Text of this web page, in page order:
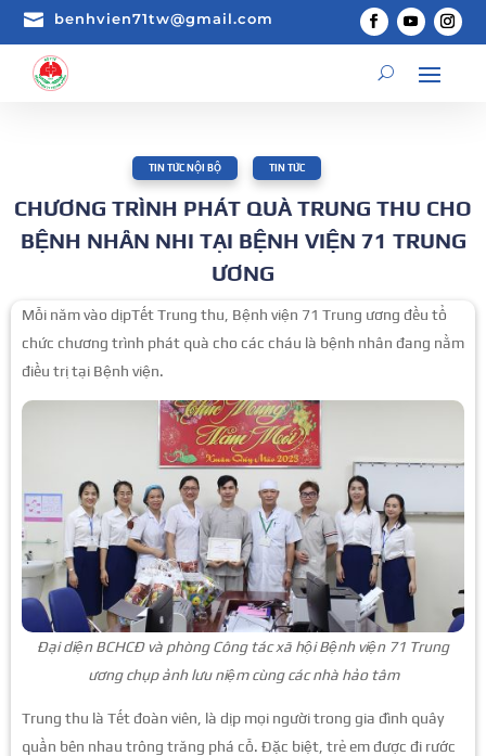
 benhvien71tw@gmail.com
TIN TỨC NỘI BỘ TIN TỨC
CHƯƠNG TRÌNH PHÁT QUÀ TRUNG THU CHO
BỆNH NHÂN NHI TẠI BỆNH VIỆN 71 TRUNG
ƯƠNG
Mỗi năm vào dịpTết Trung thu, Bệnh viện 71 Trung ương đều tổ
chức chương trình phát quà cho các cháu là bệnh nhân đang nằm
điều trị tại Bệnh viện.
Đại diện BCHCĐ và phòng Công tác xã hội Bệnh viện 71 Trung
ương chụp ảnh lưu niệm cùng các nhà hảo tâm
Trung thu là Tết đoàn viên, là dịp mọi người trong gia đình quây
quần bên nhau trông trăng phá cỗ. Đặc biệt, trẻ em được đi rước